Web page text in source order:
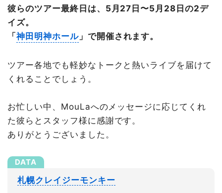
彼らのツアー最終日は、5月27日〜5月28日の2デ
イズ。
「神田明神ホール」で開催されます。
ツアー各地でも軽妙なトークと熱いライブを届けて
くれることでしょう。
お忙しい中、MouLaへのメッセージに応じてくれ
た彼らとスタッフ様に感謝です。
ありがとうございました。
札幌クレイジーモンキー